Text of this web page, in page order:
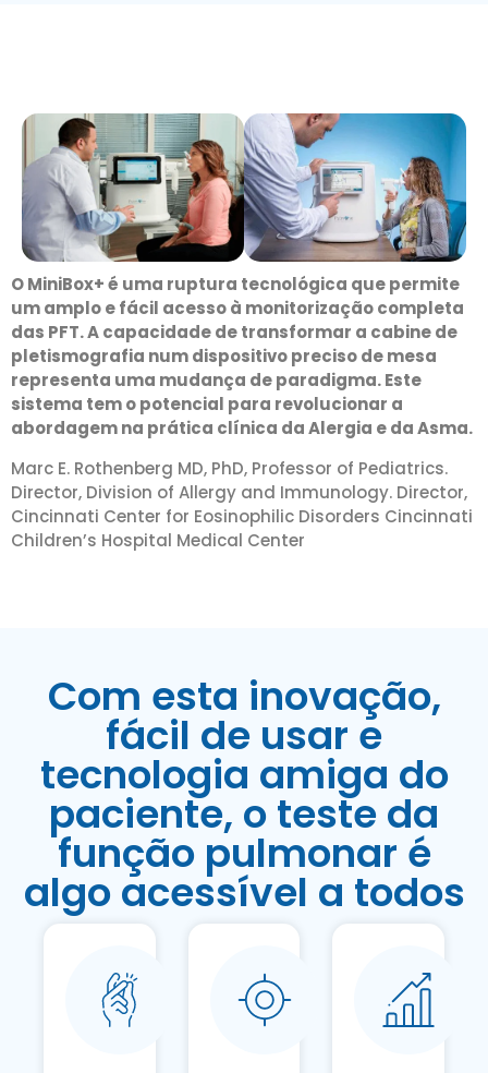
O MiniBox+ é uma ruptura tecnológica que permite
um amplo e fácil acesso à monitorização completa
das PFT. A capacidade de transformar a cabine de
pletismografia num dispositivo preciso de mesa
representa uma mudança de paradigma. Este
sistema tem o potencial para revolucionar a
abordagem na prática clínica da Alergia e da Asma.
Marc E. Rothenberg MD, PhD, Professor of Pediatrics.
Director, Division of Allergy and Immunology. Director,
Cincinnati Center for Eosinophilic Disorders Cincinnati
Children’s Hospital Medical Center
Com esta inovação,
fácil de usar e
tecnologia amiga do
paciente, o teste da
função pulmonar é
algo acessível a todos